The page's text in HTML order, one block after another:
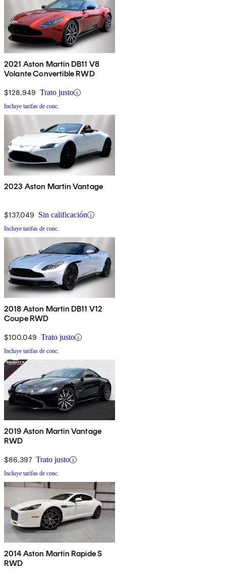
2021 Aston Martin DB11 V8
Volante Convertible RWD
$128,949 Trato justo
Incluye tarifas de conc.
2023 Aston Martin Vantage
$137,049 Sin calificación
Incluye tarifas de conc.
2018 Aston Martin DB11 V12
Coupe RWD
$100,049 Trato justo
Incluye tarifas de conc.
2019 Aston Martin Vantage
RWD
$86,397 Trato justo
Incluye tarifas de conc.
2014 Aston Martin Rapide S
RWD